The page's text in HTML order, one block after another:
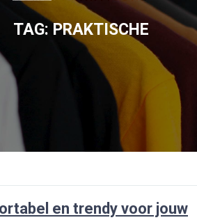
TAG:PRAKTISCHE
en trendy voor jouw